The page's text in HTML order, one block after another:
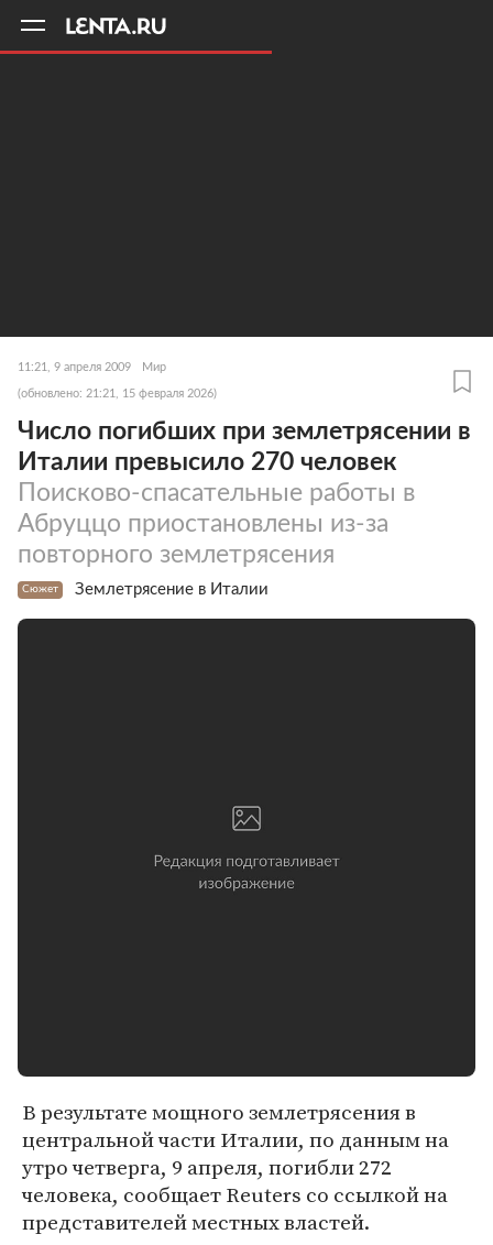
11:21, 9 апреля 2009 Мир
(обновлено: 21:21, 15 февраля 2026)
Число погибших при землетрясении в
Италии превысило 270 человек
Поисково-спасательные работы в
Абруццо приостановлены из-за
повторного землетрясения
Сюжет Землетрясение в Италии
В результате мощного землетрясения в
центральной части Италии, по данным на
утро четверга, 9 апреля, погибли 272
человека, сообщает Reuters со ссылкой на
представителей местных властей.